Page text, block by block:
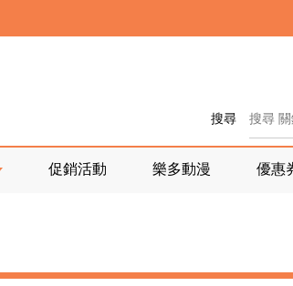
搜尋
促銷活動 樂多動漫 優惠